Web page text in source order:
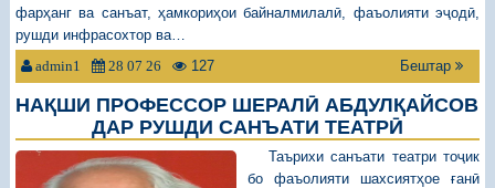
фарҳанг ва санъат, ҳамкориҳои байналмилалӣ, фаъолияти эҷодӣ,
рушди инфрасохтор ва…
admin1 28 07 26 127 Бештар
НАҚШИ ПРОФЕССОР ШЕРАЛӢ АБДУЛҚАЙСОВ
ДАР РУШДИ САНЪАТИ ТЕАТРӢ
Таърихи санъати театри тоҷик
бо фаъолияти шахсиятҳое ғанӣ